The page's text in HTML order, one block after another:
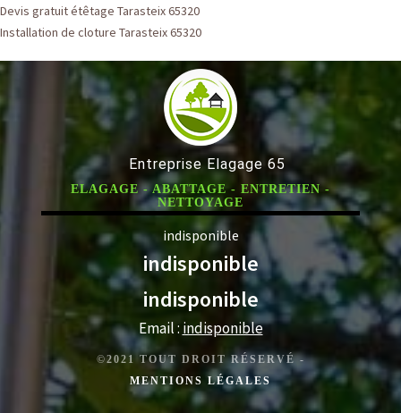
Devis gratuit étêtage Tarasteix 65320
Installation de cloture Tarasteix 65320
Entreprise Elagage 65
ELAGAGE - ABATTAGE - ENTRETIEN -
NETTOYAGE
indisponible
indisponible
indisponible
Email : indisponible
©2021 TOUT DROIT RÉSERVÉ -
MENTIONS LÉGALES